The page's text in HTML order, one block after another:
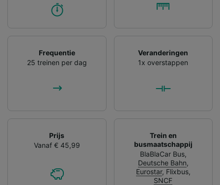
Frequentie
25 treinen per dag
Veranderingen
1x overstappen
Prijs
Vanaf € 45,99
Trein en
busmaatschappij
BlaBlaCar Bus,
Deutsche Bahn,
Eurostar, Flixbus,
SNCF